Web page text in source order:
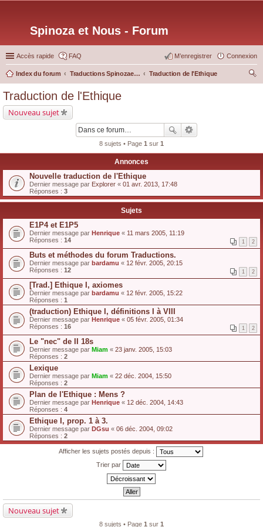
Spinoza et Nous - Forum
Accès rapide FAQ Connexion
M’enregistrer
Index du forum Traductions Spinozaetnous.org
Traduction de l'Ethique
Traduction de l'Ethique
Nouveau sujet
8 sujets • Page 1 sur 1
Annonces
Nouvelle traduction de l'Ethique
Dernier message par Explorer « 01 avr. 2013, 17:48
Réponses : 3
Sujets
E1P4 et E1P5
Dernier message par Henrique « 11 mars 2005, 11:19
Réponses : 14 1 2
Buts et méthodes du forum Traductions.
Dernier message par bardamu « 12 févr. 2005, 20:15
Réponses : 12 1 2
[Trad.] Ethique I, axiomes
Dernier message par bardamu « 12 févr. 2005, 15:22
Réponses : 1
(traduction) Ethique I, définitions I à VIII
Dernier message par Henrique « 05 févr. 2005, 01:34
Réponses : 16 1 2
Le "nec" de II 18s
Dernier message par Miam « 23 janv. 2005, 15:03
Réponses : 2
Lexique
Dernier message par Miam « 22 déc. 2004, 15:50
Réponses : 2
Plan de l'Ethique : Mens ?
Dernier message par Henrique « 12 déc. 2004, 14:43
Réponses : 4
Ethique I, prop. 1 à 3.
Dernier message par DGsu « 06 déc. 2004, 09:02
Réponses : 2
Afficher les sujets postés depuis :
Trier par
Nouveau sujet
8 sujets • Page 1 sur 1